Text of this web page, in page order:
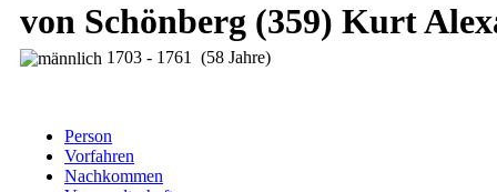
von Schönberg (359) Kurt
1703 - 1761 (58 Jahre)
Person
Vorfahren
Nachkommen